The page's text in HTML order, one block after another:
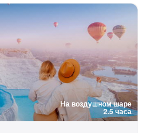
На воздушном шаре
2.5 часа